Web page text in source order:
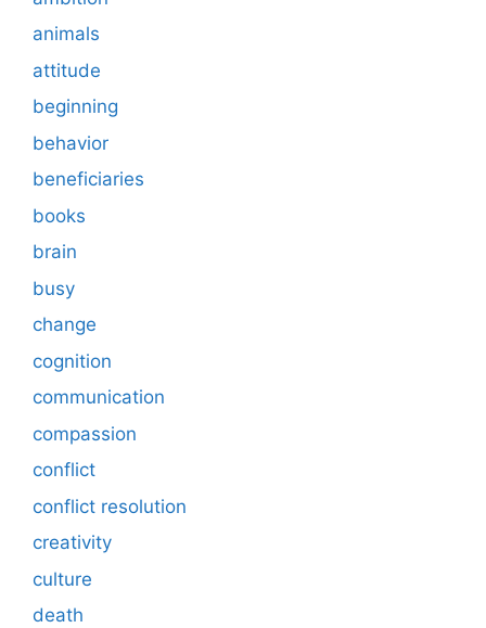
animals
attitude
beginning
behavior
beneficiaries
books
brain
busy
change
cognition
communication
compassion
conflict
conflict resolution
creativity
culture
death